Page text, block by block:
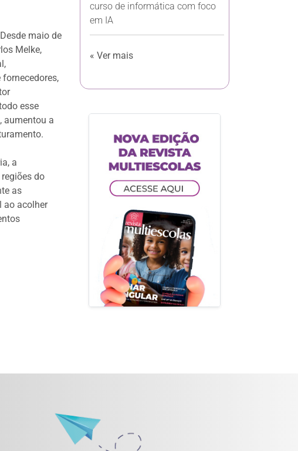
maio de
Melke,
esse
aumentou a
a
do
as
ao acolher
curso de informática com foco
em IA
« Ver mais